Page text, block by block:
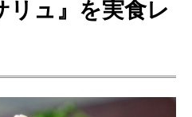
リュ』を実食レ